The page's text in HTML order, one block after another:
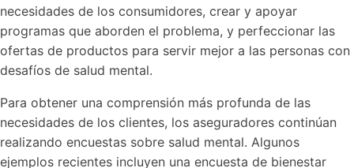
necesidades de los consumidores, crear y apoyar
programas que aborden el problema, y perfeccionar las
ofertas de productos para servir mejor a las personas con
desafíos de salud mental.
Para obtener una comprensión más profunda de las
necesidades de los clientes, los aseguradores continúan
realizando encuestas sobre salud mental. Algunos
ejemplos recientes incluyen una encuesta de bienestar